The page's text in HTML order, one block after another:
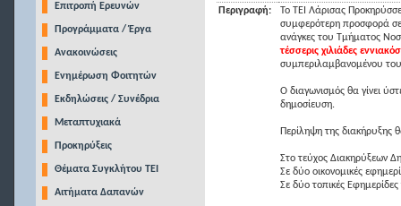
Επιτροπή Ερευνών
Προγράμματα / Έργα
Ανακοινώσεις
Ενημέρωση Φοιτητών
Εκδηλώσεις / Συνέδρια
Μεταπτυχιακά
Προκηρύξεις
Θέματα Συγκλήτου ΤΕΙ
Αιτήματα Δαπανών
Περιγραφή:
Το ΤΕΙ Λάρισας
συμφερότερη προσφορά σε
ανάγκες του Τμήματος
τέσσερις χιλιάδες
συμπεριλαμβανομένου
Ο διαγωνισμός θα γίνει
δημοσίευση.
Περίληψη της διακήρυξης
Στο τεύχος Διακηρύξεων
Σε δύο οικονομικές
Σε δύο τοπικές